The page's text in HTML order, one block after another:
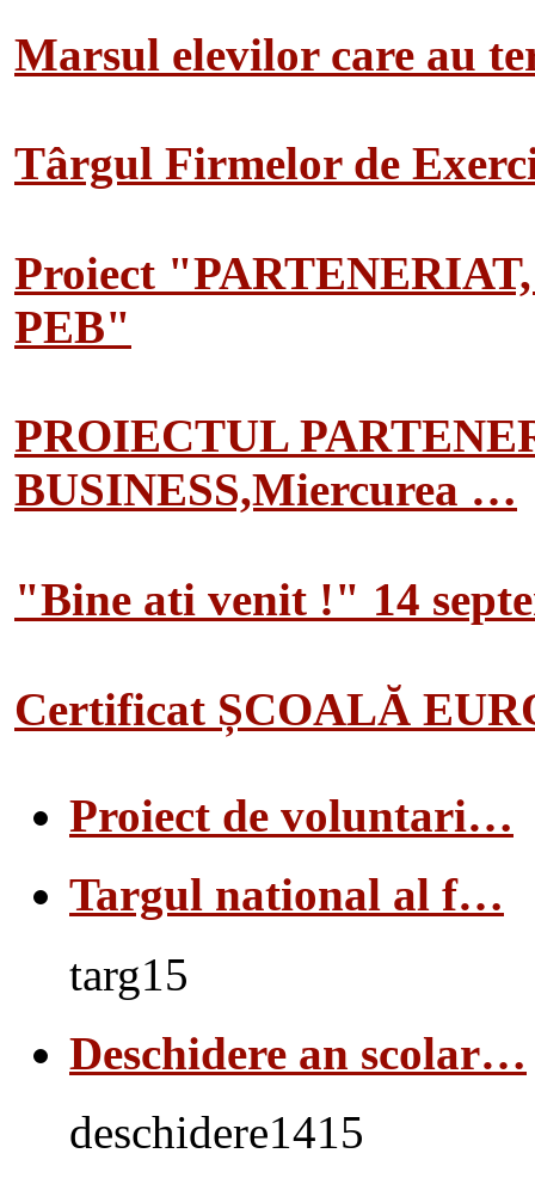
Marsul elevilor care au
Târgul Firmelor de
Proiect
PEB"
PROIECTUL
BUSINESS,Miercurea …
"Bine ati venit !" 14
Certificat ȘCOALĂ
Proiect de voluntari…
Targul national al f…
targ15
Deschidere an scolar…
deschidere1415